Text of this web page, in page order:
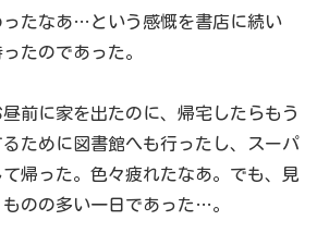
ったなあ…という感慨を書店に続い
たのであった。
前に家を出たのに、帰宅したらもう
るために図書館へも行ったし、スーパ
帰った。色々疲れたなあ。でも、見
のの多い一日であった…。